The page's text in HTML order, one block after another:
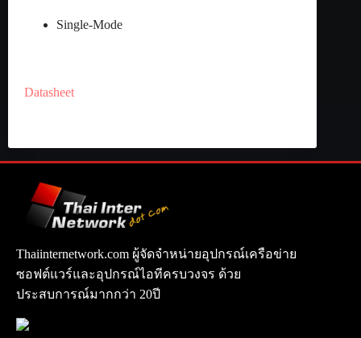
Single-Mode
Datasheet
Thaiinternetwork.com ผู้จัดจำหน่ายอุปกรณ์เครือข่าย
ซอฟต์แวร์และอุปกรณ์ไอทีครบวงจร ด้วย
ประสบการณ์มากกว่า 20ปี